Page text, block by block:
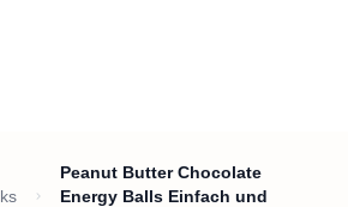
Peanut Butter Chocolate
Energy Balls Einfach und